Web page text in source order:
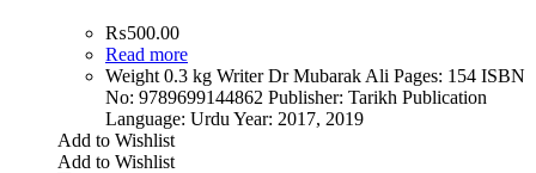
₨500.00
Read more
Weight 0.3 kg Writer Dr Mubarak Ali Pages: 154 ISBN
No: 9789699144862 Publisher: Tarikh Publication
Language: Urdu Year: 2017, 2019
Add to Wishlist
Add to Wishlist